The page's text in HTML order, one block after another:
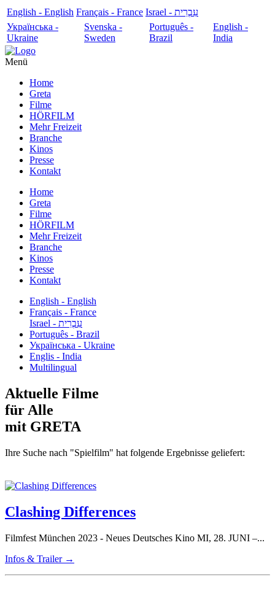
English - English Français - France
עִבְרִית - Israel
Українська -
Ukraine
Svenska -
Sweden
Português -
Brazil
English -
India
Menü
Home
Greta
Filme
HÖRFILM
Mehr Freizeit
Branche
Kinos
Presse
Kontakt
Home
Greta
Filme
HÖRFILM
Mehr Freizeit
Branche
Kinos
Presse
Kontakt
English - English
Français - France
עִבְרִית - Israel
Português - Brazil
Українська - Ukraine
Englis - India
Multilingual
Aktuelle Filme
für Alle
mit GRETA
Ihre Suche nach "Spielfilm" hat folgende Ergebnisse geliefert:
Clashing Differences
Filmfest München 2023 - Neues Deutsches Kino MI, 28. JUNI –...
Infos & Trailer →